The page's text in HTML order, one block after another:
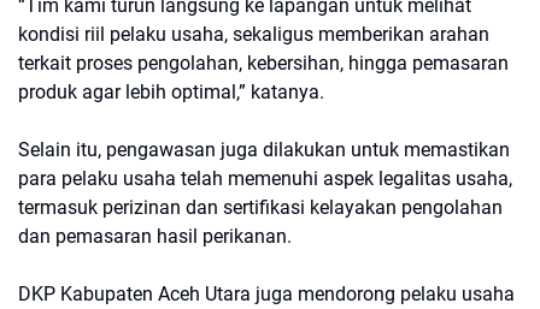
“Tim kami turun langsung ke lapangan untuk melihat
kondisi riil pelaku usaha, sekaligus memberikan arahan
terkait proses pengolahan, kebersihan, hingga pemasaran
produk agar lebih optimal,” katanya.
Selain itu, pengawasan juga dilakukan untuk memastikan
para pelaku usaha telah memenuhi aspek legalitas usaha,
termasuk perizinan dan sertifikasi kelayakan pengolahan
dan pemasaran hasil perikanan.
DKP Kabupaten Aceh Utara juga mendorong pelaku usaha